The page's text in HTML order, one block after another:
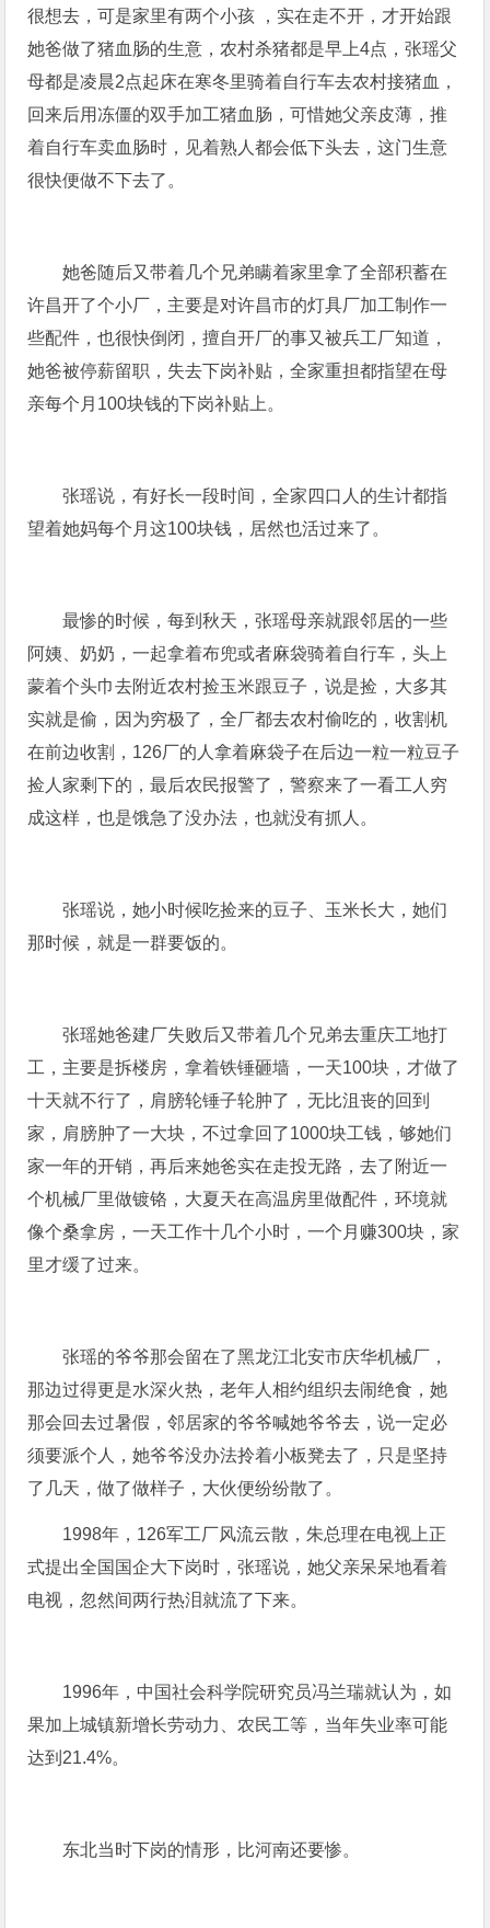
很想去，可是家里有两个小孩 ，实在走不开，才开始跟
她爸做了猪血肠的生意，农村杀猪都是早上4点，张瑶父
母都是凌晨2点起床在寒冬里骑着自行车去农村接猪血，
回来后用冻僵的双手加工猪血肠，可惜她父亲皮薄，推
着自行车卖血肠时，见着熟人都会低下头去，这门生意
很快便做不下去了。
她爸随后又带着几个兄弟瞒着家里拿了全部积蓄在
许昌开了个小厂，主要是对许昌市的灯具厂加工制作一
些配件，也很快倒闭，擅自开厂的事又被兵工厂知道，
她爸被停薪留职，失去下岗补贴，全家重担都指望在母
亲每个月100块钱的下岗补贴上。
张瑶说，有好长一段时间，全家四口人的生计都指
望着她妈每个月这100块钱，居然也活过来了。
最惨的时候，每到秋天，张瑶母亲就跟邻居的一些
阿姨、奶奶，一起拿着布兜或者麻袋骑着自行车，头上
蒙着个头巾去附近农村捡玉米跟豆子，说是捡，大多其
实就是偷，因为穷极了，全厂都去农村偷吃的，收割机
在前边收割，126厂的人拿着麻袋子在后边一粒一粒豆子
捡人家剩下的，最后农民报警了，警察来了一看工人穷
成这样，也是饿急了没办法，也就没有抓人。
张瑶说，她小时候吃捡来的豆子、玉米长大，她们
那时候，就是一群要饭的。
张瑶她爸建厂失败后又带着几个兄弟去重庆工地打
工，主要是拆楼房，拿着铁锤砸墙，一天100块，才做了
十天就不行了，肩膀轮锤子轮肿了，无比沮丧的回到
家，肩膀肿了一大块，不过拿回了1000块工钱，够她们
家一年的开销，再后来她爸实在走投无路，去了附近一
个机械厂里做镀铬，大夏天在高温房里做配件，环境就
像个桑拿房，一天工作十几个小时，一个月赚300块，家
里才缓了过来。
张瑶的爷爷那会留在了黑龙江北安市庆华机械厂，
那边过得更是水深火热，老年人相约组织去闹绝食，她
那会回去过暑假，邻居家的爷爷喊她爷爷去，说一定必
须要派个人，她爷爷没办法拎着小板凳去了，只是坚持
了几天，做了做样子，大伙便纷纷散了。
1998年，126军工厂风流云散，朱总理在电视上正
式提出全国国企大下岗时，张瑶说，她父亲呆呆地看着
电视，忽然间两行热泪就流了下来。
1996年，中国社会科学院研究员冯兰瑞就认为，如
果加上城镇新增长劳动力、农民工等，当年失业率可能
达到21.4%。
东北当时下岗的情形，比河南还要惨。